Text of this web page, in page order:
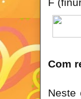
Com
Neste